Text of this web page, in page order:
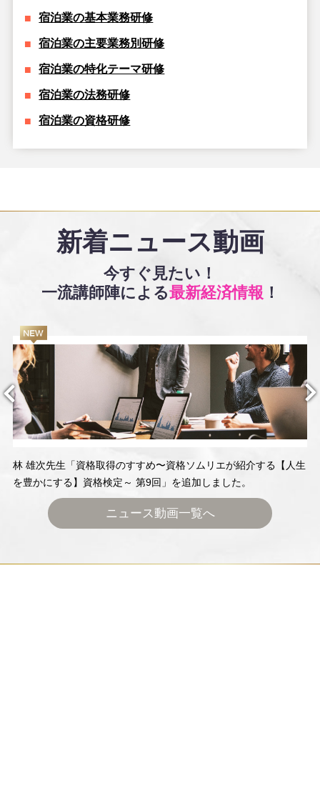
宿泊業の基本業務研修
宿泊業の主要業務別研修
宿泊業の特化テーマ研修
宿泊業の法務研修
宿泊業の資格研修
新着ニュース動画
今すぐ見たい！
一流講師陣による最新経済情報 ！
ニュース動画一覧へ
林 雄次先生「資格取得のすすめ〜資格ソムリエが紹介する【人生
を豊かにする】資格検定～ 第9回」を追加しました。